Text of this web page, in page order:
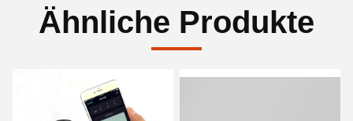
Ähnliche Produkte